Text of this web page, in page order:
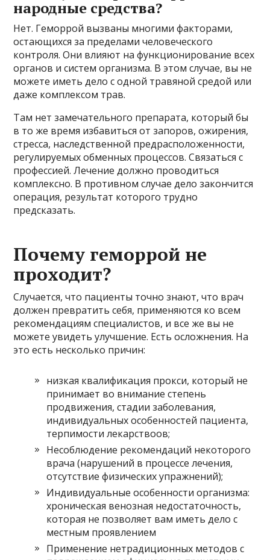
народные средства?
Нет. Геморрой вызваны многими факторами,
остающихся за пределами человеческого
контроля. Они влияют на функционирование всех
органов и систем организма. В этом случае, вы не
можете иметь дело с одной травяной средой или
даже комплексом трав.
Там нет замечательного препарата, который бы
в то же время избавиться от запоров, ожирения,
стресса, наследственной предрасположенности,
регулируемых обменных процессов. Связаться с
профессией. Лечение должно проводиться
комплексно. В противном случае дело закончится
операция, результат которого трудно
предсказать.
Почему геморрой не
проходит?
Случается, что пациенты точно знают, что врач
должен превратить себя, применяются ко всем
рекомендациям специалистов, и все же вы не
можете увидеть улучшение. Есть осложнения. На
это есть несколько причин:
низкая квалификация прокси, который не
принимает во внимание степень
продвижения, стадии заболевания,
индивидуальных особенностей пациента,
терпимости лекарствоов;
Несоблюдение рекомендаций некоторого
врача (нарушений в процессе лечения,
отсутствие физических упражнений);
Индивидуальные особенности организма:
хроническая венозная недостаточность,
которая не позволяет вам иметь дело с
местным проявлением
Применение нетрадиционных методов с